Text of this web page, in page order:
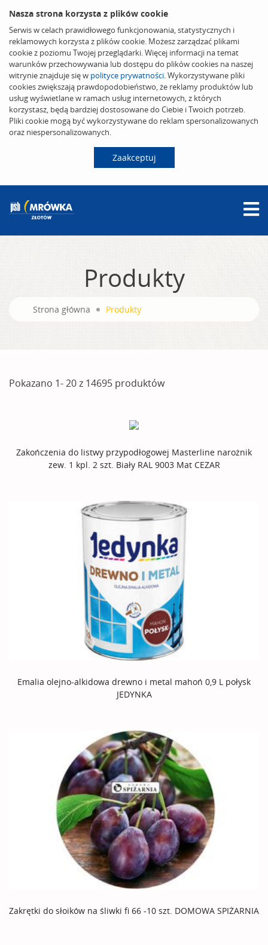
Nasza strona korzysta z plików cookie
Serwis w celach prawidłowego funkcjonowania, statystycznych i
reklamowych korzysta z plików cookie. Możesz zarządzać plikami
cookie z poziomu Twojej przeglądarki. Więcej informacji na temat
warunków przechowywania lub dostępu do plików cookies na naszej
witrynie znajduje się w polityce prywatności. Wykorzystywane pliki
cookies zwiększają prawdopodobieństwo, że reklamy produktów lub
usług wyświetlane w ramach usług internetowych, z których
korzystasz, będą bardziej dostosowane do Ciebie i Twoich potrzeb.
Pliki cookie mogą być wykorzystywane do reklam spersonalizowanych
oraz niespersonalizowanych.
Zaakceptuj
Produkty
Strona główna Produkty
Pokazano 1- 20 z 14695 produktów
Zakończenia do listwy przypodłogowej Masterline narożnik
zew. 1 kpl. 2 szt. Biały RAL 9003 Mat CEZAR
Emalia olejno-alkidowa drewno i metal mahoń 0,9 L połysk
JEDYNKA
Zakrętki do słoików na śliwki fi 66 -10 szt. DOMOWA SPIŻARNIA